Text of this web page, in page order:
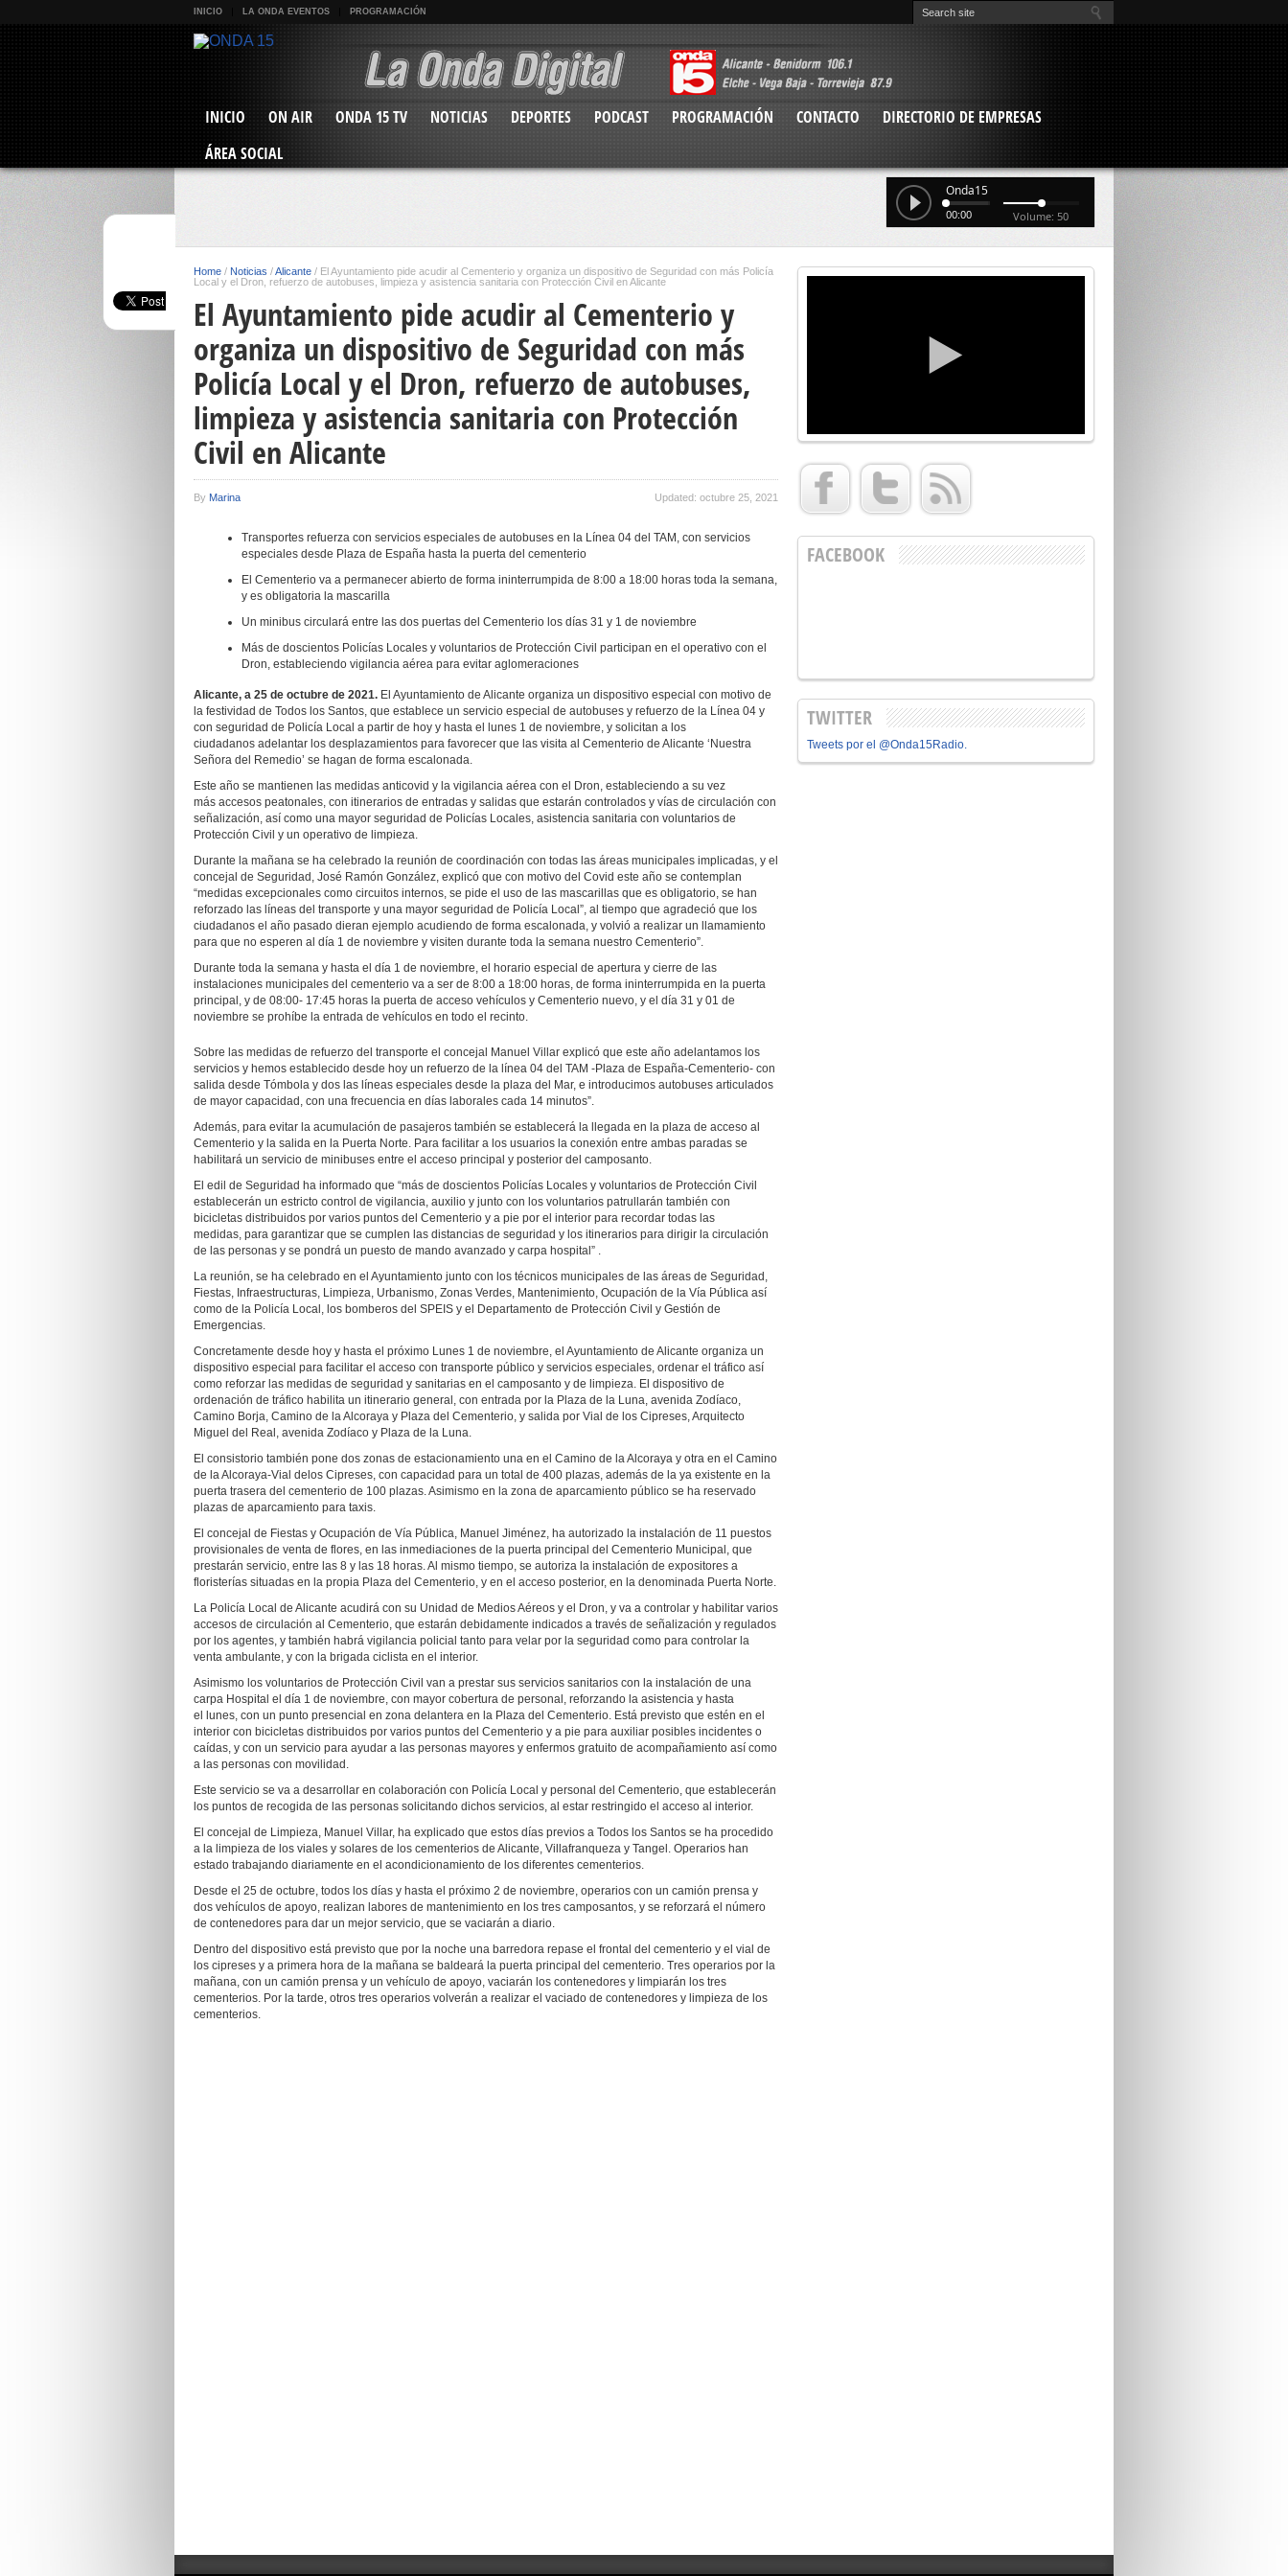
INICIO LA ONDA EVENTOS PROGRAMACIÓN
INICIO ON AIR ONDA 15 TV NOTICIAS DEPORTES PODCAST PROGRAMACIÓN CONTACTO
DIRECTORIO DE EMPRESAS
ÁREA SOCIAL
Onda15
00:00 Volume: 50
Home / Noticias /Alicante / El Ayuntamiento pide acudir al Cementerio y organiza un dispositivo de Seguridad con más Policía
Local y el Dron, refuerzo de autobuses, limpieza y asistencia sanitaria con Protección Civil en Alicante
El Ayuntamiento pide acudir al Cementerio y
organiza un dispositivo de Seguridad con más
Policía Local y el Dron, refuerzo de autobuses,
limpieza y asistencia sanitaria con Protección
Civil en Alicante
By Marina Updated: octubre 25, 2021
Transportes refuerza con servicios especiales de autobuses en la Línea 04 del TAM, con servicios
especiales desde Plaza de España hasta la puerta del cementerio
El Cementerio va a permanecer abierto de forma ininterrumpida de 8:00 a 18:00 horas toda la semana,
y es obligatoria la mascarilla
Un minibus circulará entre las dos puertas del Cementerio los días 31 y 1 de noviembre
Más de doscientos Policías Locales y voluntarios de Protección Civil participan en el operativo con el
Dron, estableciendo vigilancia aérea para evitar aglomeraciones
Alicante, a 25 de octubre de 2021. El Ayuntamiento de Alicante organiza un dispositivo especial con motivo de
la festividad de Todos los Santos, que establece un servicio especial de autobuses y refuerzo de la Línea 04 y
con seguridad de Policía Local a partir de hoy y hasta el lunes 1 de noviembre, y solicitan a los
ciudadanos adelantar los desplazamientos para favorecer que las visita al Cementerio de Alicante ‘Nuestra
Señora del Remedio’ se hagan de forma escalonada.
Este año se mantienen las medidas anticovid y la vigilancia aérea con el Dron, estableciendo a su vez
más accesos peatonales, con itinerarios de entradas y salidas que estarán controlados y vías de circulación con
señalización, así como una mayor seguridad de Policías Locales, asistencia sanitaria con voluntarios de
Protección Civil y un operativo de limpieza.
Durante la mañana se ha celebrado la reunión de coordinación con todas las áreas municipales implicadas, y el
concejal de Seguridad, José Ramón González, explicó que con motivo del Covid este año se contemplan
“medidas excepcionales como circuitos internos, se pide el uso de las mascarillas que es obligatorio, se han
reforzado las líneas del transporte y una mayor seguridad de Policía Local”, al tiempo que agradeció que los
ciudadanos el año pasado dieran ejemplo acudiendo de forma escalonada, y volvió a realizar un llamamiento
para que no esperen al día 1 de noviembre y visiten durante toda la semana nuestro Cementerio”.
Durante toda la semana y hasta el día 1 de noviembre, el horario especial de apertura y cierre de las
instalaciones municipales del cementerio va a ser de 8:00 a 18:00 horas, de forma ininterrumpida en la puerta
principal, y de 08:00- 17:45 horas la puerta de acceso vehículos y Cementerio nuevo, y el día 31 y 01 de
noviembre se prohíbe la entrada de vehículos en todo el recinto.
Sobre las medidas de refuerzo del transporte el concejal Manuel Villar explicó que este año adelantamos los
servicios y hemos establecido desde hoy un refuerzo de la línea 04 del TAM -Plaza de España-Cementerio- con
salida desde Tómbola y dos las líneas especiales desde la plaza del Mar, e introducimos autobuses articulados
de mayor capacidad, con una frecuencia en días laborales cada 14 minutos”.
Además, para evitar la acumulación de pasajeros también se establecerá la llegada en la plaza de acceso al
Cementerio y la salida en la Puerta Norte. Para facilitar a los usuarios la conexión entre ambas paradas se
habilitará un servicio de minibuses entre el acceso principal y posterior del camposanto.
El edil de Seguridad ha informado que “más de doscientos Policías Locales y voluntarios de Protección Civil
establecerán un estricto control de vigilancia, auxilio y junto con los voluntarios patrullarán también con
bicicletas distribuidos por varios puntos del Cementerio y a pie por el interior para recordar todas las
medidas, para garantizar que se cumplen las distancias de seguridad y los itinerarios para dirigir la circulación
de las personas y se pondrá un puesto de mando avanzado y carpa hospital” .
La reunión, se ha celebrado en el Ayuntamiento junto con los técnicos municipales de las áreas de Seguridad,
Fiestas, Infraestructuras, Limpieza, Urbanismo, Zonas Verdes, Mantenimiento, Ocupación de la Vía Pública así
como de la Policía Local, los bomberos del SPEIS y el Departamento de Protección Civil y Gestión de
Emergencias.
Concretamente desde hoy y hasta el próximo Lunes 1 de noviembre, el Ayuntamiento de Alicante organiza un
dispositivo especial para facilitar el acceso con transporte público y servicios especiales, ordenar el tráfico así
como reforzar las medidas de seguridad y sanitarias en el camposanto y de limpieza. El dispositivo de
ordenación de tráfico habilita un itinerario general, con entrada por la Plaza de la Luna, avenida Zodíaco,
Camino Borja, Camino de la Alcoraya y Plaza del Cementerio, y salida por Vial de los Cipreses, Arquitecto
Miguel del Real, avenida Zodíaco y Plaza de la Luna.
El consistorio también pone dos zonas de estacionamiento una en el Camino de la Alcoraya y otra en el Camino
de la Alcoraya-Vial delos Cipreses, con capacidad para un total de 400 plazas, además de la ya existente en la
puerta trasera del cementerio de 100 plazas. Asimismo en la zona de aparcamiento público se ha reservado
plazas de aparcamiento para taxis.
El concejal de Fiestas y Ocupación de Vía Pública, Manuel Jiménez, ha autorizado la instalación de 11 puestos
provisionales de venta de flores, en las inmediaciones de la puerta principal del Cementerio Municipal, que
prestarán servicio, entre las 8 y las 18 horas. Al mismo tiempo, se autoriza la instalación de expositores a
floristerías situadas en la propia Plaza del Cementerio, y en el acceso posterior, en la denominada Puerta Norte.
La Policía Local de Alicante acudirá con su Unidad de Medios Aéreos y el Dron, y va a controlar y habilitar varios
accesos de circulación al Cementerio, que estarán debidamente indicados a través de señalización y regulados
por los agentes, y también habrá vigilancia policial tanto para velar por la seguridad como para controlar la
venta ambulante, y con la brigada ciclista en el interior.
Asimismo los voluntarios de Protección Civil van a prestar sus servicios sanitarios con la instalación de una
carpa Hospital el día 1 de noviembre, con mayor cobertura de personal, reforzando la asistencia y hasta
el lunes, con un punto presencial en zona delantera en la Plaza del Cementerio. Está previsto que estén en el
interior con bicicletas distribuidos por varios puntos del Cementerio y a pie para auxiliar posibles incidentes o
caídas, y con un servicio para ayudar a las personas mayores y enfermos gratuito de acompañamiento así como
a las personas con movilidad.
Este servicio se va a desarrollar en colaboración con Policía Local y personal del Cementerio, que establecerán
los puntos de recogida de las personas solicitando dichos servicios, al estar restringido el acceso al interior.
El concejal de Limpieza, Manuel Villar, ha explicado que estos días previos a Todos los Santos se ha procedido
a la limpieza de los viales y solares de los cementerios de Alicante, Villafranqueza y Tangel. Operarios han
estado trabajando diariamente en el acondicionamiento de los diferentes cementerios.
Desde el 25 de octubre, todos los días y hasta el próximo 2 de noviembre, operarios con un camión prensa y
dos vehículos de apoyo, realizan labores de mantenimiento en los tres camposantos, y se reforzará el número
de contenedores para dar un mejor servicio, que se vaciarán a diario.
Dentro del dispositivo está previsto que por la noche una barredora repase el frontal del cementerio y el vial de
los cipreses y a primera hora de la mañana se baldeará la puerta principal del cementerio. Tres operarios por la
mañana, con un camión prensa y un vehículo de apoyo, vaciarán los contenedores y limpiarán los tres
cementerios. Por la tarde, otros tres operarios volverán a realizar el vaciado de contenedores y limpieza de los
cementerios.
FACEBOOK
TWITTER
Tweets por el @Onda15Radio.